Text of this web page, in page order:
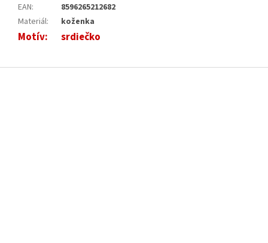
EAN:
8596265212682
Materiál: koženka
Motív: srdiečko